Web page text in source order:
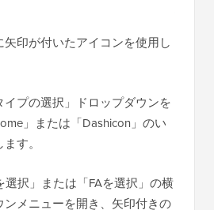
印が付いたアイコンを使用し
プの選択」ドロップダウンを
」または「Dashicon」のい
す。
選択」または「FAを選択」の横
ンメニューを開き、矢印付きの